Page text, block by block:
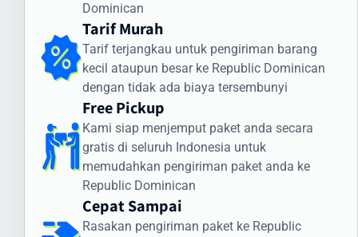
Proses pemeriksaan bea cukai di Indonesia dan Republic
Kondisi cuaca dan faktor operasional
Ketersediaan transportasi di negara tujuan
Kejelasan dan kelengkapan alamat penerima
Intrasia.id memiliki sistem pelacakan canggih yang memungkinkan
Anda memantau status pengiriman secara real-time. Dengan
begitu, Anda selalu mendapatkan informasi terkini mengenai posisi
dan status paket Anda selama perjalanan ke Republic Dominican.
Cara Kirim Dokumen ke Republic Dominican
dengan Aman
Dominican
Tarif Murah
Tarif terjangkau untuk pengiriman barang
kecil ataupun besar ke Republic Dominican
dengan tidak ada biaya tersembunyi
Free Pickup
Kami siap menjemput paket anda secara
gratis di seluruh Indonesia untuk
memudahkan pengiriman paket anda ke
Republic Dominican
Cepat Sampai
Rasakan pengiriman paket ke Republic